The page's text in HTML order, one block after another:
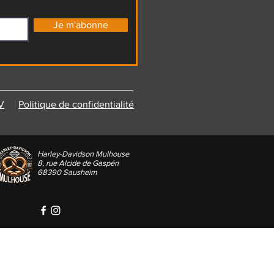
Je m'abonne
Politique de confidentialité
Harley-Davidson Mulhouse
8, rue Alcide de Gaspéri
68390 Sausheim